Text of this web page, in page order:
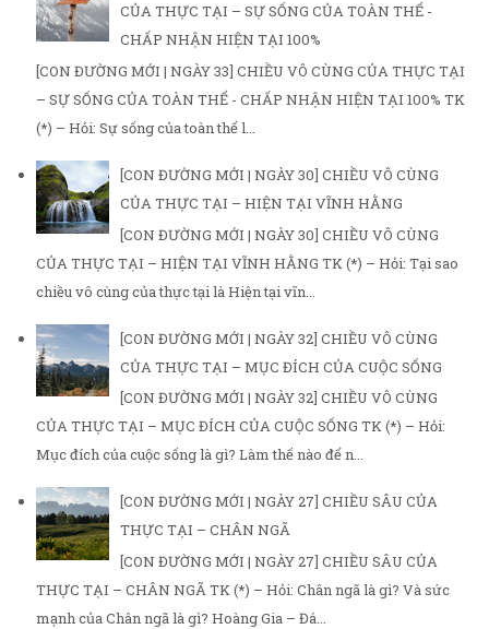
CỦA THỰC TẠI – SỰ SỐNG CỦA TOÀN THỂ -
CHẤP NHẬN HIỆN TẠI 100%
[CON ĐƯỜNG MỚI | NGÀY 33] CHIỀU VÔ CÙNG CỦA THỰC TẠI
– SỰ SỐNG CỦA TOÀN THỂ - CHẤP NHẬN HIỆN TẠI 100% TK
(*) – Hỏi: Sự sống của toàn thể l...
[CON ĐƯỜNG MỚI | NGÀY 30] CHIỀU VÔ CÙNG
CỦA THỰC TẠI – HIỆN TẠI VĨNH HẰNG
[CON ĐƯỜNG MỚI | NGÀY 30] CHIỀU VÔ CÙNG
CỦA THỰC TẠI – HIỆN TẠI VĨNH HẰNG TK (*) – Hỏi: Tại sao
chiều vô cùng của thực tại là Hiện tại vĩn...
[CON ĐƯỜNG MỚI | NGÀY 32] CHIỀU VÔ CÙNG
CỦA THỰC TẠI – MỤC ĐÍCH CỦA CUỘC SỐNG
[CON ĐƯỜNG MỚI | NGÀY 32] CHIỀU VÔ CÙNG
CỦA THỰC TẠI – MỤC ĐÍCH CỦA CUỘC SỐNG TK (*) – Hỏi:
Mục đích của cuộc sống là gì? Làm thế nào để n...
[CON ĐƯỜNG MỚI | NGÀY 27] CHIỀU SÂU CỦA
THỰC TẠI – CHÂN NGÃ
[CON ĐƯỜNG MỚI | NGÀY 27] CHIỀU SÂU CỦA
THỰC TẠI – CHÂN NGÃ TK (*) – Hỏi: Chân ngã là gì? Và sức
mạnh của Chân ngã là gì? Hoàng Gia – Đá...